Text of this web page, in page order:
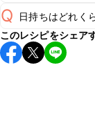
A
Q 日持ちはどれく
こちらのレシピ
すすめします。
このレシピをシェア